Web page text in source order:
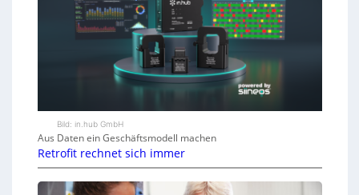
Bild: in.hub GmbH
Aus Daten ein Geschäftsmodell machen
Retrofit rechnet sich immer